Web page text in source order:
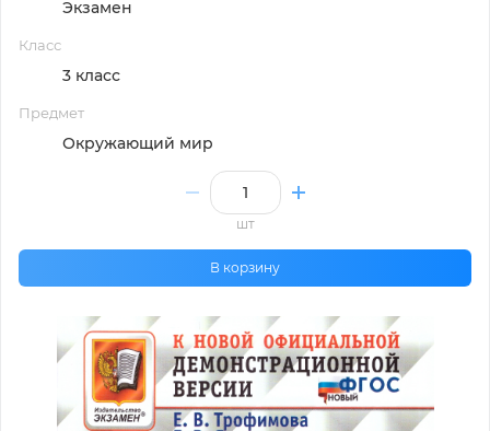
Экзамен
Класс
3 класс
Предмет
Окружающий мир
шт
В корзину